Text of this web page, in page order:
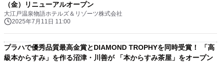
（金）リニューアルオープン
大江戸温泉物語ホテルズ＆リゾーツ株式会社
2025年7月11日 11:00
プラハで優秀品質最高金賞とDIAMOND TROPHYを同時受賞！ 「高
級本からすみ」を作る沼津・川善が 「本からすみ茶屋」をオープン